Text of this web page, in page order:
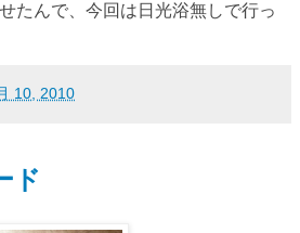
たんで、今回は日光浴無しで行っ
10, 2010
ド